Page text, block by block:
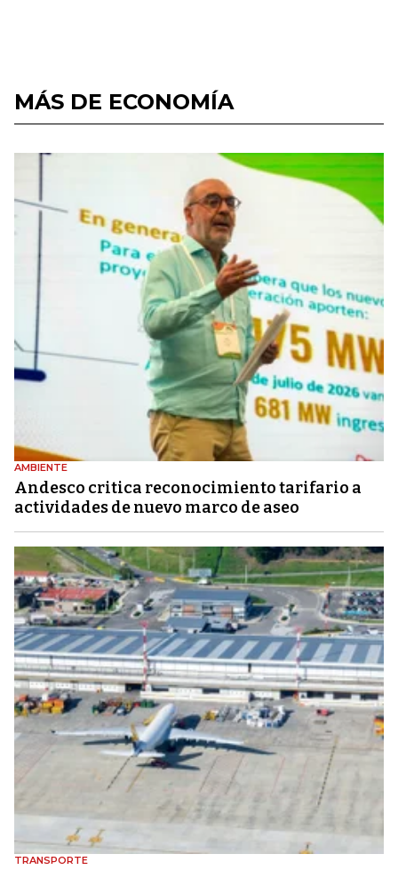
MÁS DE ECONOMÍA
AMBIENTE
Andesco critica reconocimiento tarifario a
actividades de nuevo marco de aseo
TRANSPORTE